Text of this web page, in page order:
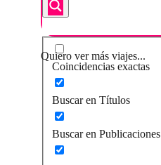
Quiero ver más viajes...
Coincidencias exactas
Buscar en Títulos
Buscar en Publicaciones